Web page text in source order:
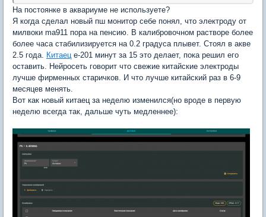
На постоянке в аквариуме не используете?
Я когда сделал новый пш монитор себе понял, что электроду от
милвоки ma911 пора на пенсию. В калибровочном растворе более
более часа стабилизируется на 0.2 градуса плывет. Стоял в акве
2.5 года. Китаецe-201 минут за 15 это делает, пока решил его
оставить. Нейросеть говорит что свежие китайские электроды
лучше фирменных старичков. И что лучше китайский раз в 6-9
месяцев менять.
Вот как новый китаец за неделю изменился(но вроде в первую
неделю всегда так, дальше чуть медленнее):